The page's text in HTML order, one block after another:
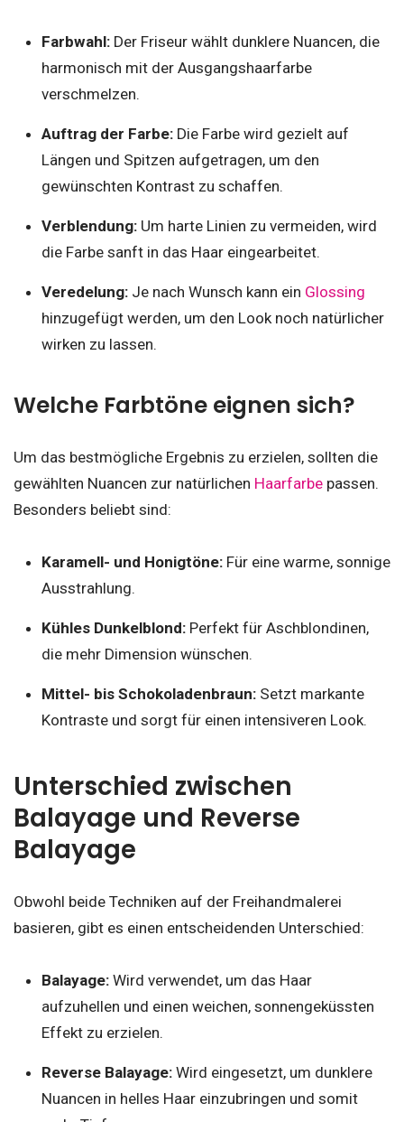
Farbwahl:Der Friseur wählt dunklere Nuancen, die
harmonisch mit der Ausgangshaarfarbe
verschmelzen.
Auftrag der Farbe:Die Farbe wird gezielt auf
Längen und Spitzen aufgetragen, um den
gewünschten Kontrast zu schaffen.
Verblendung:Um harte Linien zu vermeiden, wird
die Farbe sanft in das Haar eingearbeitet.
Veredelung:Je nach Wunsch kann ein Glossing
hinzugefügt werden, um den Look noch natürlicher
wirken zu lassen.
Welche Farbtöne eignen sich?
Um das bestmögliche Ergebnis zu erzielen, sollten die
gewählten Nuancen zur natürlichen Haarfarbe passen.
Besonders beliebt sind:
Karamell- und Honigtöne:Für eine warme, sonnige
Ausstrahlung.
Kühles Dunkelblond:Perfekt für Aschblondinen,
die mehr Dimension wünschen.
Mittel- bis Schokoladenbraun:Setzt markante
Kontraste und sorgt für einen intensiveren Look.
Unterschied zwischen
Balayage und Reverse
Balayage
Obwohl beide Techniken auf der Freihandmalerei
basieren, gibt es einen entscheidenden Unterschied:
Balayage:Wird verwendet, um das Haar
aufzuhellen und einen weichen, sonnengeküssten
Effekt zu erzielen.
Reverse Balayage:Wird eingesetzt, um dunklere
Nuancen in helles Haar einzubringen und somit